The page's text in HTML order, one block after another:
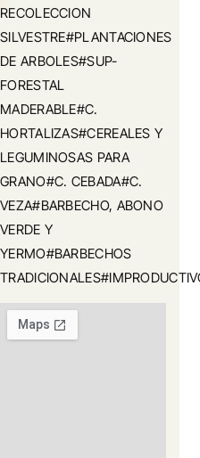
RECOLECCION
SILVESTRE#PLANTACIONES
DE ARBOLES#SUP-
FORESTAL
MADERABLE#C.
HORTALIZAS#CEREALES Y
LEGUMINOSAS PARA
GRANO#C. CEBADA#C.
VEZA#BARBECHO, ABONO
VERDE Y
YERMO#BARBECHOS